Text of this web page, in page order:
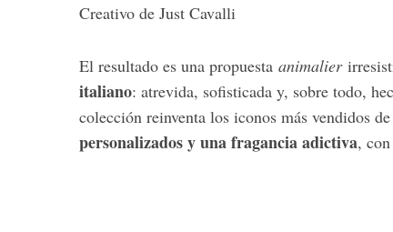
Creativo de Just Cavalli
El resultado es una propuesta animalier
italiano: atrevida, sofisticada y, sobre todo,
colección reinventa los iconos más vendidos
personalizados y una fragancia adictiva,